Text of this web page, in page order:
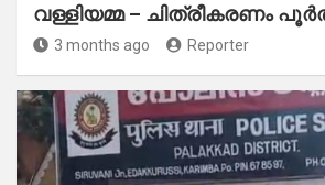
വള്ളിയമ്മ – ചിത്രീകരണം
3 months ago Reporter